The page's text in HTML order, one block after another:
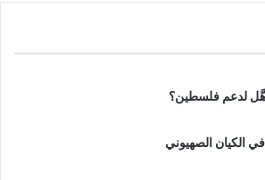
لدعم فلسطين؟
الكيان الصهيوني